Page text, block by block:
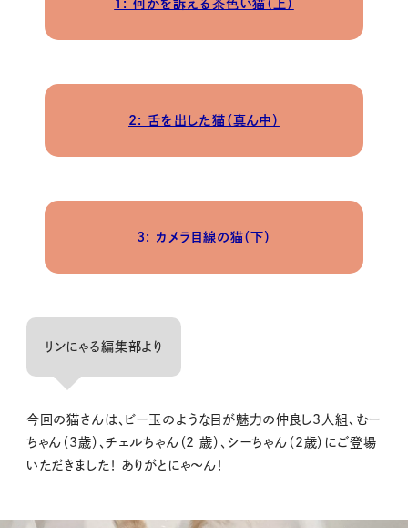
1: 何かを訴える茶色い猫（上）
2: 舌を出した猫（真ん中）
3: カメラ目線の猫（下）
リンにゃる編集部より
今回の猫さんは、ビー玉のような目が魅力の仲良し3人組、むー
ちゃん（3歳）、チェルちゃん（2 歳）、シーちゃん（2歳）にご登場
いただきました！ ありがとにゃ～ん！